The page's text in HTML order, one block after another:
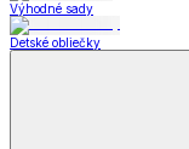
Výhodné sady
Detské obliečky